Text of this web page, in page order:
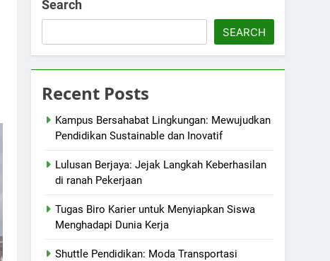
Search
SEARCH
Recent Posts
Kampus Bersahabat Lingkungan: Mewujudkan
Pendidikan Sustainable dan Inovatif
Lulusan Berjaya: Jejak Langkah Keberhasilan
di ranah Pekerjaan
Tugas Biro Karier untuk Menyiapkan Siswa
Menghadapi Dunia Kerja
Shuttle Pendidikan: Moda Transportasi